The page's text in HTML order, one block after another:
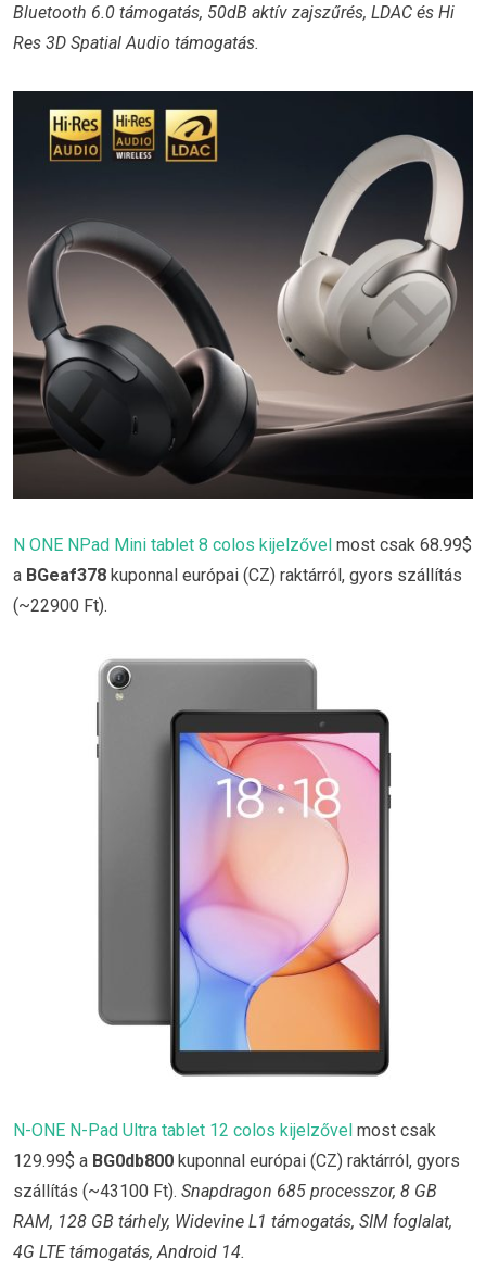
Bluetooth 6.0 támogatás, 50dB aktív zajszűrés, LDAC és Hi
Res 3D Spatial Audio támogatás.
N ONE NPad Mini tablet 8 colos kijelzővel most csak 68.99$
a BGeaf378 kuponnal európai (CZ) raktárról, gyors szállítás
(~22900 Ft).
N-ONE N-Pad Ultra tablet 12 colos kijelzővel most csak
129.99$ a BG0db800 kuponnal európai (CZ) raktárról, gyors
szállítás (~43100 Ft). Snapdragon 685 processzor, 8 GB
RAM, 128 GB tárhely, Widevine L1 támogatás, SIM foglalat,
4G LTE támogatás, Android 14.